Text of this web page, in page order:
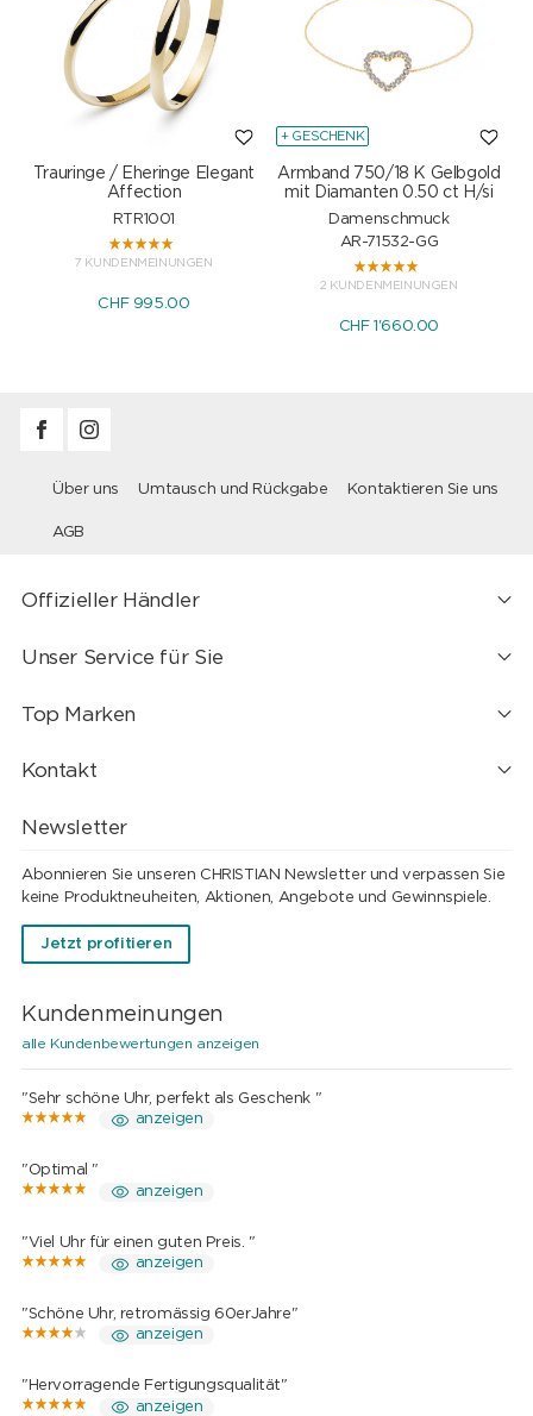
Trauringe / Eheringe Elegant
Affection
RTR1001
7 KUNDENMEINUNGEN
CHF 995.00
+ GESCHENK
Armband 750/18 K Gelbgold
mit Diamanten 0.50 ct H/si
Damenschmuck
AR-71532-GG
2 KUNDENMEINUNGEN
CHF 1'660.00
Über uns Umtausch und Rückgabe Kontaktieren Sie uns
AGB
Offizieller Händler
Unser Service für Sie
Top Marken
Kontakt
Newsletter
Abonnieren Sie unseren CHRISTIAN Newsletter und verpassen Sie
keine Produktneuheiten, Aktionen, Angebote und Gewinnspiele.
Jetzt profitieren
Kundenmeinungen
alle Kundenbewertungen anzeigen
"Sehr schöne Uhr, perfekt als Geschenk "
anzeigen
"Optimal "
anzeigen
"Viel Uhr für einen guten Preis. "
anzeigen
"Schöne Uhr, retromässig 60erJahre"
anzeigen
"Hervorragende Fertigungsqualität"
anzeigen